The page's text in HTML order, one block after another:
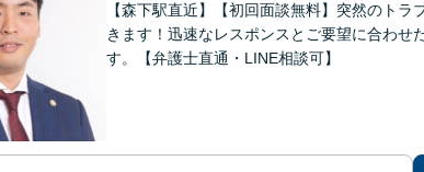
【森下駅直近】【初回面談無料】突然のト
きます！迅速なレスポンスとご要望に合わせ
す。【弁護士直通・LINE相談可】